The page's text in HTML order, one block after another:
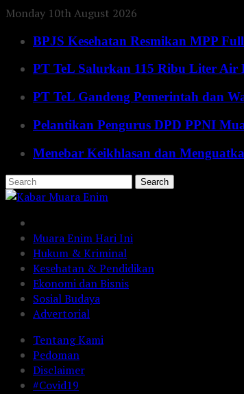
Monday 10th August 2026
BPJS Kesehatan Resmikan MPP
PT TeL Salurkan 115 Ribu Liter Air
PT TeL Gandeng Pemerintah dan
Pelantikan Pengurus DPD PPNI
Menebar Keikhlasan dan
Muara Enim Hari Ini
Hukum & Kriminal
Kesehatan & Pendidikan
Ekonomi dan Bisnis
Sosial Budaya
Advertorial
Tentang Kami
Pedoman
Disclaimer
#Covid19